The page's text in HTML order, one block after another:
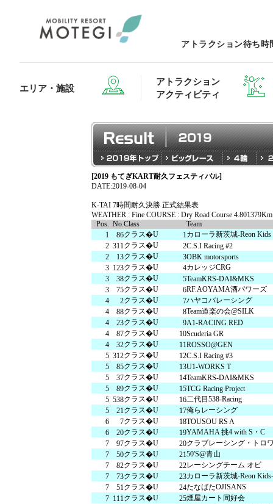
アトラクション待ち時
エリア・施設
アトラクション
アクティビティ
エリア・施設TOP
ハローウッ
モータースポーツ ホンダコレ
アトラクション・アクティビティTOP
森感覚アスレチック DOKIDOKI
空のアスレチックひろば KONOMI
もてぎ2&4レース
アジアロードレース選手権 全日本トライア
JOY耐
ホテルTOP
プレミアムステイルーム スーペリアフ
スタンダードルーム のぞみの湯
レストランTOP
カフェテリア オーク
グランツーリスモカフェ
グッズ＆ショップTOP
グッズ・ショップ情報
[2019 もてぎKART耐久フェスティバル]
DATE:2019-08-04
K-TAI 7時間耐久決勝 正式結果表
WEATHER : Fine COURSE : Dry Road Course
Pos. No.Class
Team
1
86クラス�U 1カローラ新茨城-Reon Kids
2 311クラス�U 2C.S.I Racing #2
2
13クラス�U 3OBK motorsports
3 123クラス�U 4カレッジCRG
3
38クラス�U 5TeamKRS-DAI&MKS
3
75クラス�U 6RF.AOYAMA酒パワーズ
4
2クラス�U 7ハヤコバレーシング
4
88クラス�U 8Team道楽の会@SILK
4
23クラス�U 9A1-RACING RED
4
87クラス�U 10Scuderia GR
4
32クラス�U 11ROSSO@GEN
5 312クラス�U 12C.S.I Racing #3
5
85クラス�U 13U1-WORKS T
5
37クラス�U 14TeamKRS-DAI&MKS
5
89クラス�U 15TCG Racing Project
5 538クラス�U 16二代目538-Racing
5
21クラス�U 17俺らレーシング
6
7クラス�U 18TOUSOU RS A
6
20クラス�U 19YAMAHA 挑4 with S・C
7
97クラス�U 20クラブレーシング・トロ
7
50クラス�U 2150'S@青山
7
82クラス�U 22レーシングチーム オビ
7
73クラス�U 23カローラ新茨城-Reon
7
51クラス�U 24たなばたOJISANS
7 111クラス�U 25煙屋カート同好会